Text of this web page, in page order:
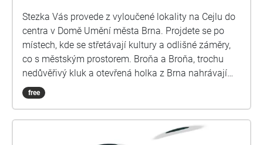
Stezka Vás provede z vyloučené lokality na Cejlu do
centra v Domě Umění města Brna. Projdete se po
místech, kde se střetávají kultury a odlišné záměry,
co s městským prostorem. Broňa a Broňa, trochu
nedůvěřivý kluk a otevřená holka z Brna nahrávají
pořad pro školní skupinu, ale trochu se jim to cestou
vymkne z rukou…
free